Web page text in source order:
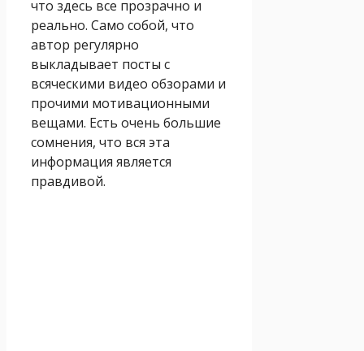
что здесь все прозрачно и
реально. Само собой, что
автор регулярно
выкладывает посты с
всяческими видео обзорами и
прочими мотивационными
вещами. Есть очень большие
сомнения, что вся эта
информация является
правдивой.